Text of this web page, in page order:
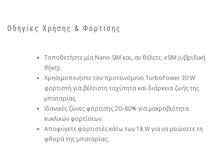
Οδηγίες Χρήσης & Φόρτισης
Τοποθετήστε μία Nano-SIM και, αν θέλετε, eSIM (υβριδική
θήκη).
Χρησιμοποιήστε τον προτεινόμενο TurboPower 30 W
φορτιστή για βέλτιστη ταχύτητα και διάρκεια ζωής της
μπαταρίας.
Ιδανικές ζώνες φόρτισης 20–80% για μακροβιότητα
κυκλικών φορτίσεων.
Αποφύγετε φορτιστές κάτω των 18 W για να μειώσετε τη
φθορά της μπαταρίας.